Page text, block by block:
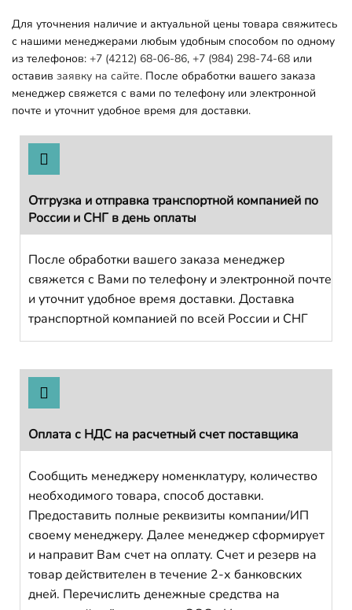
Для уточнения наличие и актуальной цены товара свяжитесь
с нашими менеджерами любым удобным способом по одному
из телефонов: +7 (4212) 68-06-86, +7 (984) 298-74-68 или
оставив заявку на сайте. После обработки вашего заказа
менеджер свяжется с вами по телефону или электронной
почте и уточнит удобное время для доставки.
Отгрузка и отправка транспортной компанией по
России и СНГ в день оплаты
После обработки вашего заказа менеджер
свяжется с Вами по телефону и электронной почте
и уточнит удобное время доставки. Доставка
транспортной компанией по всей России и СНГ
Оплата с НДС на расчетный счет поставщика
Сообщить менеджеру номенклатуру, количество
необходимого товара, способ доставки.
Предоставить полные реквизиты компании/ИП
своему менеджеру. Далее менеджер сформирует
и направит Вам счет на оплату. Счет и резерв на
товар действителен в течение 2-х банковских
дней. Перечислить денежные средства на